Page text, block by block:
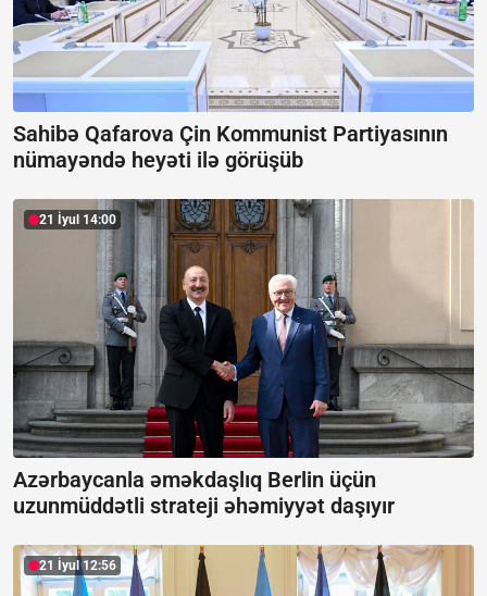
Sahibə Qafarova Çin Kommunist Partiyasının
nümayəndə heyəti ilə görüşüb
21 İyul 14:00
Azərbaycanla əməkdaşlıq Berlin üçün
uzunmüddətli strateji əhəmiyyət daşıyır
21 İyul 12:56